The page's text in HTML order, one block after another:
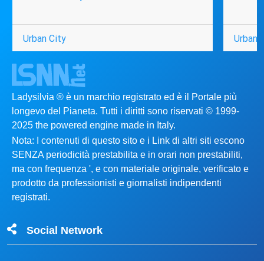
Urban City Urban
Ladysilvia ® è un marchio registrato ed è il Portale più
longevo del Pianeta. Tutti i diritti sono riservati © 1999-
2025 the powered engine made in Italy.
Nota: I contenuti di questo sito e i Link di altri siti escono
SENZA periodicità prestabilita e in orari non prestabiliti,
ma con frequenza ', e con materiale originale, verificato e
prodotto da professionisti e giornalisti indipendenti
registrati.
Social Network